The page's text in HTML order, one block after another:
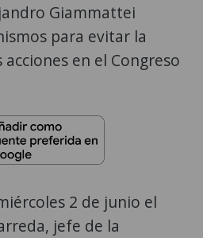
Giammattei
para evitar la
en el Congreso
2 de junio el
jefe de la